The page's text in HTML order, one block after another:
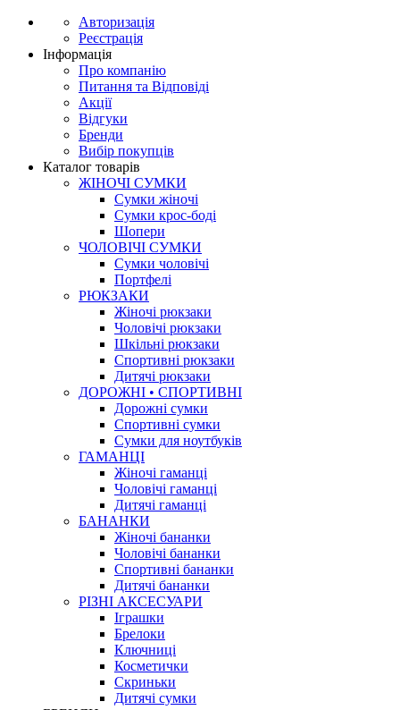
Авторизація
Реєстрація
Інформація
Про компанію
Питання та Відповіді
Акції
Відгуки
Бренди
Вибір покупців
Каталог товарів
ЖІНОЧІ СУМКИ
Сумки жіночі
Сумки крос-боді
Шопери
ЧОЛОВІЧІ СУМКИ
Сумки чоловічі
Портфелі
РЮКЗАКИ
Жіночі рюкзаки
Чоловічі рюкзаки
Шкільні рюкзаки
Спортивні рюкзаки
Дитячі рюкзаки
ДОРОЖНІ • СПОРТИВНІ
Дорожні сумки
Спортивні сумки
Сумки для ноутбуків
ГАМАНЦІ
Жіночі гаманці
Чоловічі гаманці
Дитячі гаманці
БАНАНКИ
Жіночі бананки
Чоловічі бананки
Спортивні бананки
Дитячі бананки
РІЗНІ АКСЕСУАРИ
Іграшки
Брелоки
Ключниці
Косметички
Скриньки
Дитячі сумки